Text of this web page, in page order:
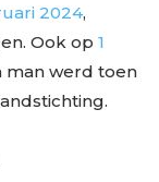
2024,
Ook op 1
man werd toen